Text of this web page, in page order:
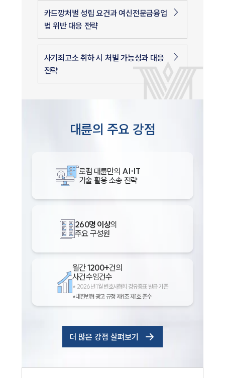
카드깡처벌 성립 요건과 여신전문금융업
법 위반 대응 전략
사기죄고소 취하 시 처벌 가능성과 대응
전략
대륜의 주요 강점
로펌 대륜만의 AI·IT
기술 활용 소송 전략
260명 이상의
주요 구성원
월간1200+건의
사건수임건수
* 2026년 1월 변호사협회 경유증표 발급 기준
*대한변협 광고 규정 제4조 제1호 준수
더 많은 강점 살펴보기